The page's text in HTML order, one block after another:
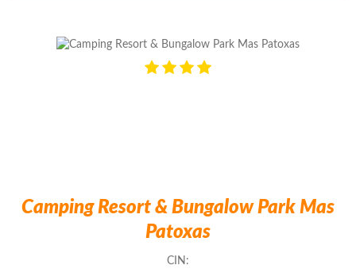
Camping Resort & Bungalow Park Mas
Patoxas
CIN: